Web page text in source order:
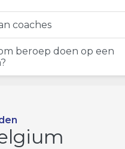
coaches
beroep doen op een